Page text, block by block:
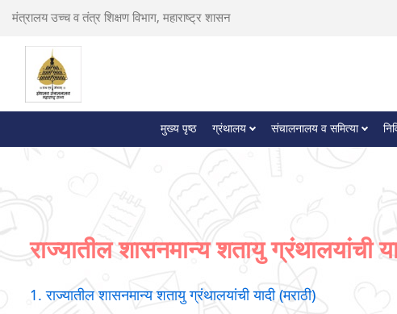
मंत्रालय उच्च व तंत्र शिक्षण विभाग, महाराष्ट्र शासन
मुख्य पृष्ठ ग्रंथालय संचालनालय व समित्या
राज्यातील शासनमान्य शतायु ग्रंथालयांची
1. राज्यातील शासनमान्य शतायु ग्रंथालयांची यादी (मराठी)